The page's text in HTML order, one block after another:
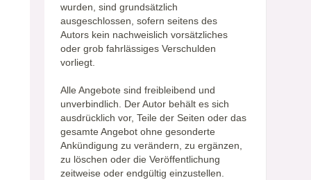
wurden, sind grundsätzlich
ausgeschlossen, sofern seitens des
Autors kein nachweislich vorsätzliches
oder grob fahrlässiges Verschulden
vorliegt.
Alle Angebote sind freibleibend und
unverbindlich. Der Autor behält es sich
ausdrücklich vor, Teile der Seiten oder das
gesamte Angebot ohne gesonderte
Ankündigung zu verändern, zu ergänzen,
zu löschen oder die Veröffentlichung
zeitweise oder endgültig einzustellen.